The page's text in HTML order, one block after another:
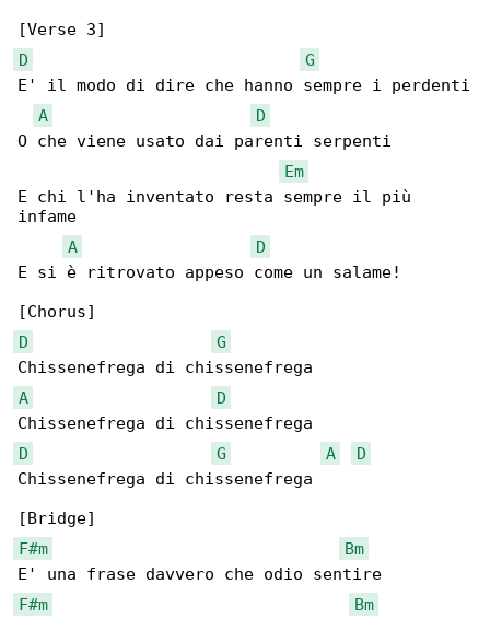
D
G
E' il modo di dire che hanno sempre i perdenti
A
D
O che viene usato dai parenti serpenti
Em
E chi l'ha inventato resta sempre il più
infame
A
D
E si è ritrovato appeso come un salame!
D
G
A
D
D
G A
D
Chissenefrega di chissenefrega
F#m
Bm
F#m
Bm